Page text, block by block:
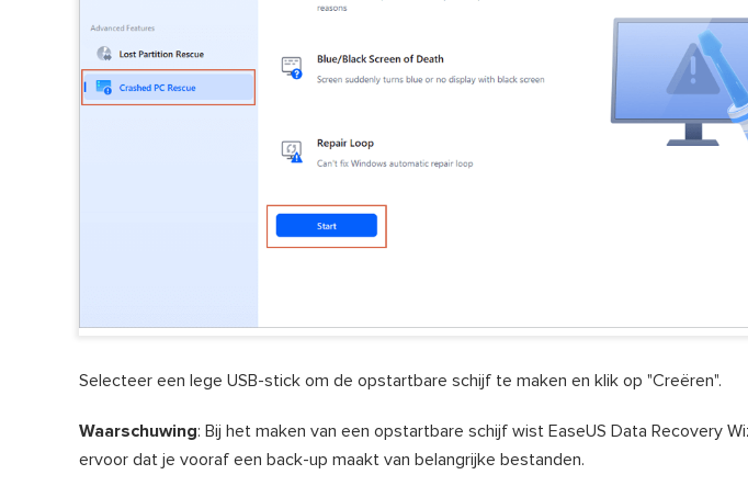
Selecteer een lege USB-stick om de opstartbare schijf te maken en klik op "Creëren".
Waarschuwing: Bij het maken van een opstartbare schijf wist EaseUS Data Recovery
ervoor dat je vooraf een back-up maakt van belangrijke bestanden.